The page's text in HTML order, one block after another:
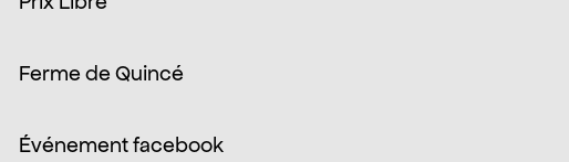
Ferme de Quincé
Événement facebook